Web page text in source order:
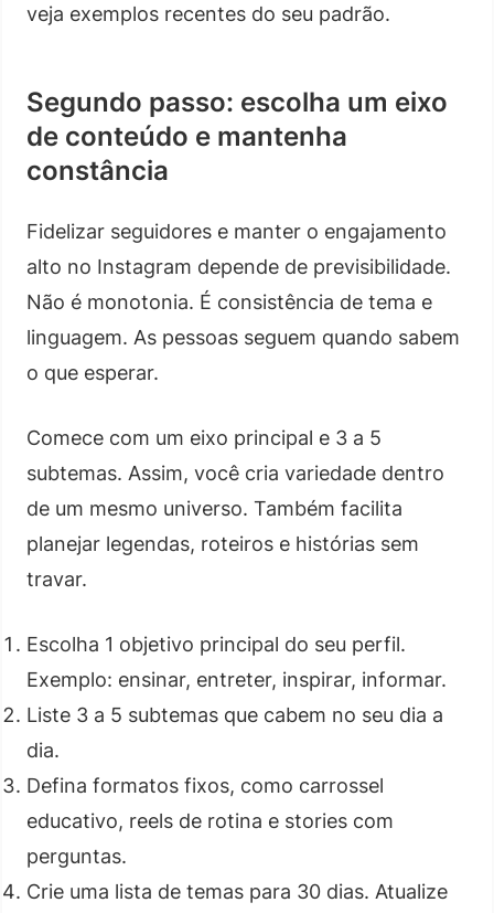
veja exemplos recentes do seu padrão.
Segundo passo: escolha um eixo
de conteúdo e mantenha
constância
Fidelizar seguidores e manter o engajamento
alto no Instagram depende de previsibilidade.
Não é monotonia. É consistência de tema e
linguagem. As pessoas seguem quando sabem
o que esperar.
Comece com um eixo principal e 3 a 5
subtemas. Assim, você cria variedade dentro
de um mesmo universo. Também facilita
planejar legendas, roteiros e histórias sem
travar.
Escolha 1 objetivo principal do seu perfil.
Exemplo: ensinar, entreter, inspirar, informar.
Liste 3 a 5 subtemas que cabem no seu dia a
dia.
Defina formatos fixos, como carrossel
educativo, reels de rotina e stories com
perguntas.
Crie uma lista de temas para 30 dias. Atualize